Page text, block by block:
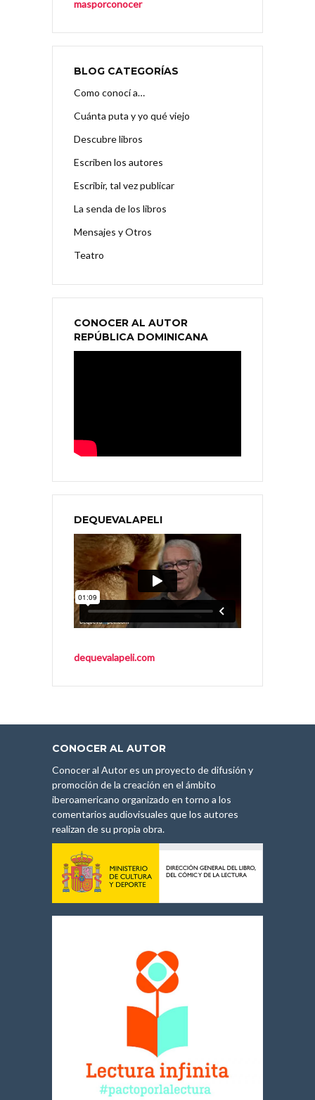
masporconocer
BLOG CATEGORÍAS
Como conocí a…
Cuánta puta y yo qué viejo
Descubre libros
Escriben los autores
Escribir, tal vez publicar
La senda de los libros
Mensajes y Otros
Teatro
CONOCER AL AUTOR
REPÚBLICA DOMINICANA
DEQUEVALAPELI
dequevalapeli.com
CONOCER AL AUTOR
Conocer al Autor es un proyecto de difusión y
promoción de la creación en el ámbito
iberoamericano organizado en torno a los
comentarios audiovisuales que los autores
realizan de su propia obra.